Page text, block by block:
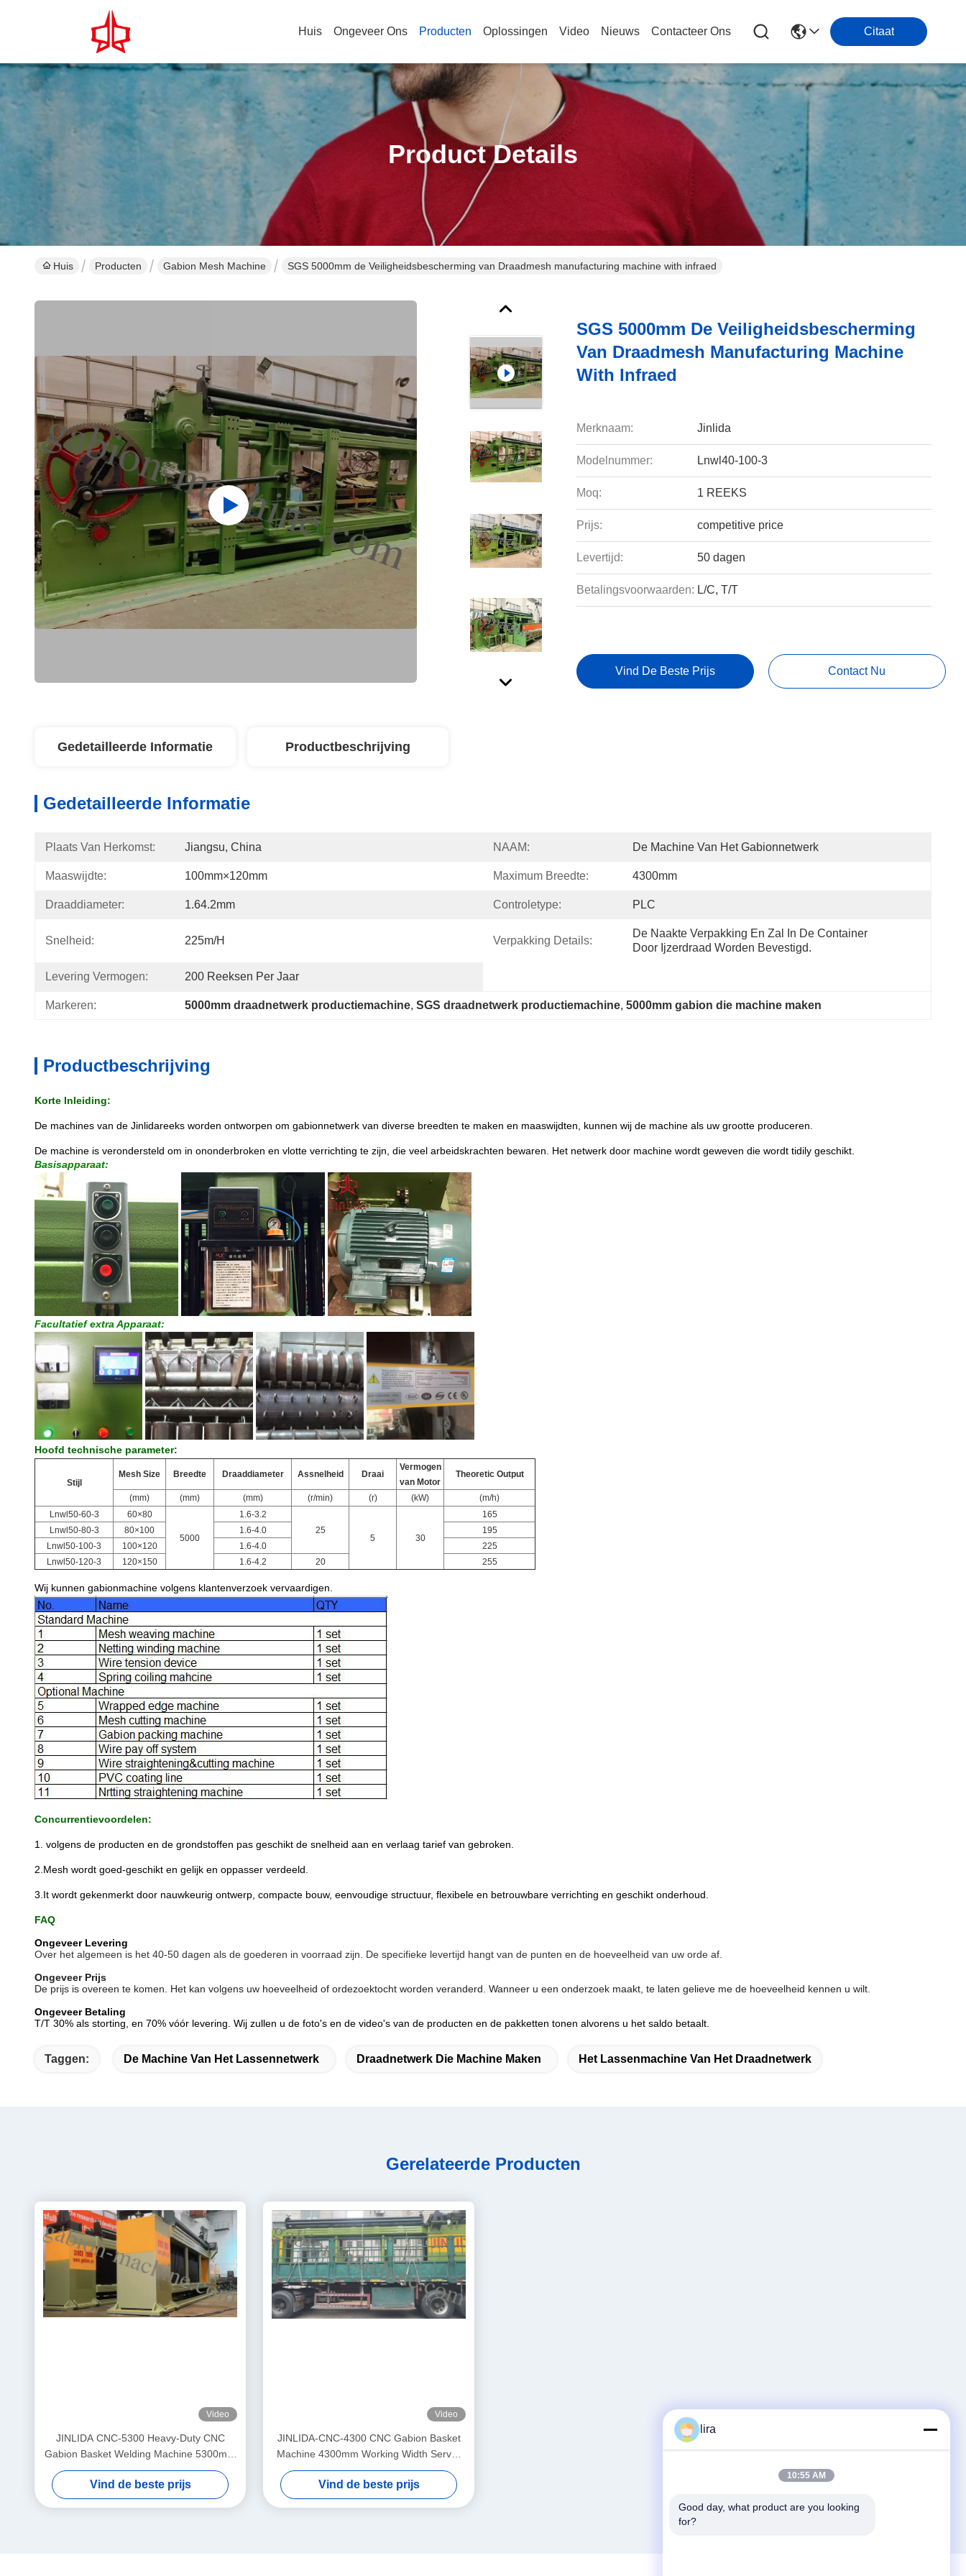
Huis Ongeveer Ons Producten Oplossingen Video Nieuws Contacteer Ons Citaat
Product Details
Huis Producten Gabion Mesh Machine SGS 5000mm de Veiligheidsbescherming van Draadmesh manufacturing machine with infraed
SGS 5000mm De Veiligheidsbescherming
Van Draadmesh Manufacturing Machine
With Infraed
Merknaam: Jinlida
Modelnummer: Lnwl40-100-3
Moq: 1 REEKS
Prijs: competitive price
Levertijd: 50 dagen
Betalingsvoorwaarden: L/C, T/T
Vind De Beste Prijs Contact Nu
Gedetailleerde Informatie Productbeschrijving
Gedetailleerde Informatie
Plaats Van Herkomst: Jiangsu, China NAAM: De Machine Van Het Gabionnetwerk
Maaswijdte: 100mm×120mm Maximum Breedte: 4300mm
Draaddiameter: 1.64.2mm Controletype: PLC
Snelheid: 225m/h Verpakking Details:
De Naakte Verpakking En Zal In De Container
Door Ijzerdraad Worden Bevestigd.
Levering Vermogen: 200 Reeksen Per Jaar
Markeren: 5000mm draadnetwerk productiemachine, SGS draadnetwerk productiemachine, 5000mm gabion die machine maken
Productbeschrijving
Korte Inleiding:
De machines van de Jinlidareeks worden ontworpen om gabionnetwerk van diverse breedten te maken en maaswijdten, kunnen wij de machine als uw grootte produceren.
De machine is verondersteld om in ononderbroken en vlotte verrichting te zijn, die veel arbeidskrachten bewaren. Het netwerk door machine wordt geweven die wordt tidily geschikt.
Basisapparaat:
Facultatief extra Apparaat:
Hoofd technische parameter:
Stijl
Mesh Size Breedte Draaddiameter Assnelheid Draai
Vermogen
van Motor
Theoretic Output
(mm) (mm) (mm) (r/min) (r) (kW)
(m/h)
Lnwl50-60-3
60×80
5000
1.6-3.2
25
5 30
165
Lnwl50-80-3
80×100 1.6-4.0
195
Lnwl50-100-3
100×120 1.6-4.0
225
Lnwl50-120-3
120×150 1.6-4.2 20 255
Wij kunnen gabionmachine volgens klantenverzoek vervaardigen.
Concurrentievoordelen:
1. volgens de producten en de grondstoffen pas geschikt de snelheid aan en verlaag tarief van gebroken.
2.Mesh wordt goed-geschikt en gelijk en oppasser verdeeld.
3.It wordt gekenmerkt door nauwkeurig ontwerp, compacte bouw, eenvoudige structuur, flexibele en betrouwbare verrichting en geschikt onderhoud.
FAQ
Ongeveer Levering
Over het algemeen is het 40-50 dagen als de goederen in voorraad zijn. De specifieke levertijd hangt van de punten en de hoeveelheid van uw orde af.
Ongeveer Prijs
De prijs is overeen te komen. Het kan volgens uw hoeveelheid of ordezoektocht worden veranderd. Wanneer u een onderzoek maakt, te laten gelieve me de hoeveelheid kennen u wilt.
Ongeveer Betaling
T/T 30% als storting, en 70% vóór levering. Wij zullen u de foto's en de video's van de producten en de pakketten tonen alvorens u het saldo betaalt.
Taggen: De Machine Van Het Lassennetwerk Draadnetwerk Die Machine Maken Het Lassenmachine Van Het Draadnetwerk
Gerelateerde Producten
Video
JINLIDA CNC-5300 Heavy-Duty CNC
Gabion Basket Welding Machine 5300mm
Width Double Twist Mesh Production
Equipment
Vind de beste prijs
Video
JINLIDA-CNC-4300 CNC Gabion Basket
Machine 4300mm Working Width Servo-
Driven Double Twist Mesh Equipment
Vind de beste prijs
lira
10:55 AM
Good day, what product are you looking
for?